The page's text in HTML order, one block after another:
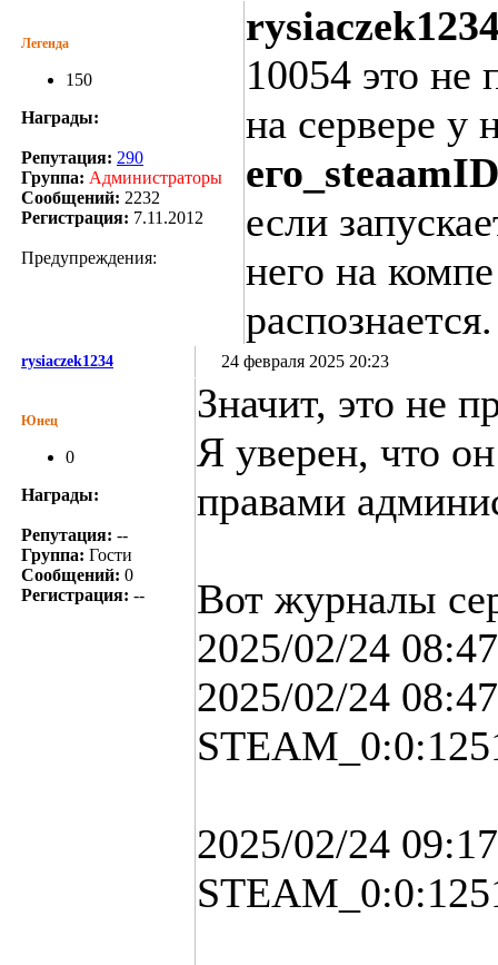
Легенда
150
Награды:
Репутация: 290
Группа: Администраторы
Сообщений: 2232
Регистрация: 7.11.2012
Предупреждения:
10054 это не
на сервере у
если
него на
распознается.
rysiaczek1234 24 февраля 2025 20:23
Юнец
0
Награды:
Репутация: --
Группа: Гости
Сообщений: 0
Регистрация: --
Значит, это не
Я уверен, что
правами
Вот журналы
2025/02/24
2025/02/24
2025/02/24